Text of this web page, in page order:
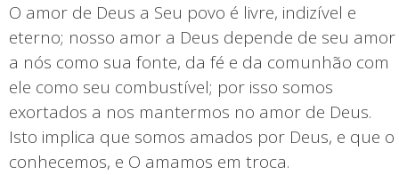
O amor de Deus a Seu povo é livre, indizível e
eterno; nosso amor a Deus depende de seu amor
a nós como sua fonte, da fé e da comunhão com
ele como seu combustível; por isso somos
exortados a nos mantermos no amor de Deus.
Isto implica que somos amados por Deus, e que o
conhecemos, e O amamos em troca.